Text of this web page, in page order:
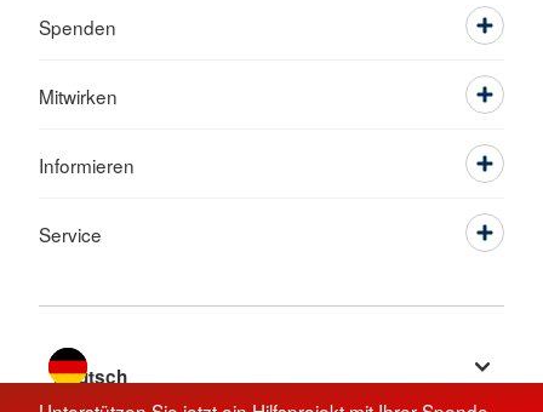
Spenden
Mitwirken
Informieren
Service
Sprache wechseln zu